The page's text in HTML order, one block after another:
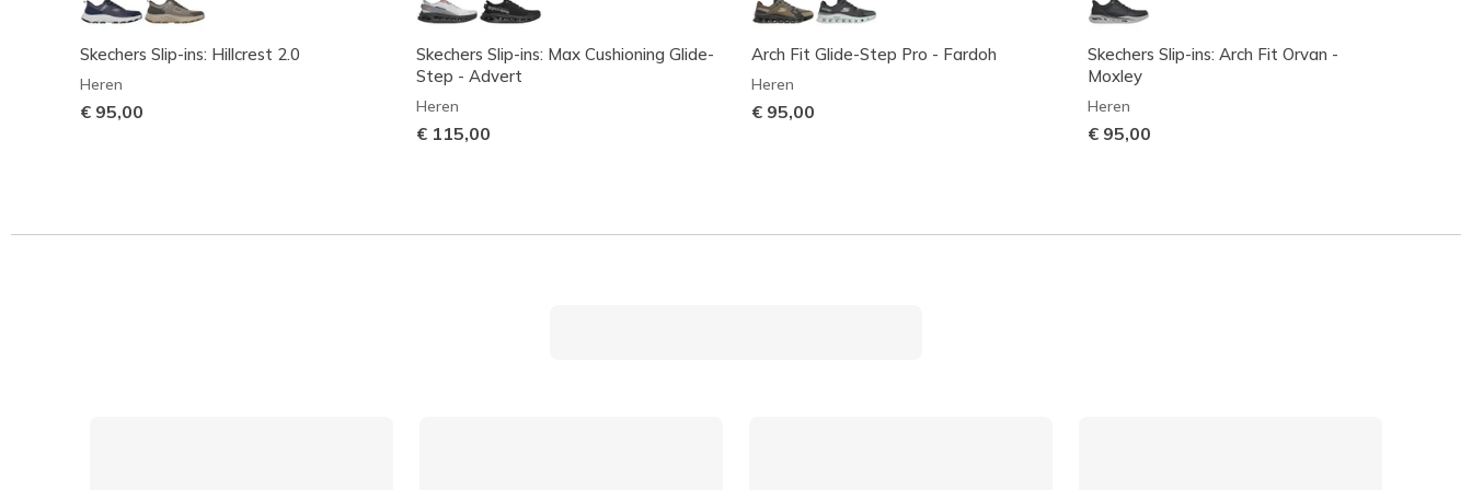
Skechers Slip-ins: Hillcrest 2.0
Heren
€ 95,00
Skechers Slip-ins: Max Cushioning Glide-
Step - Advert
Heren
€ 115,00
Arch Fit Glide-Step Pro - Fardoh
Heren
€ 95,00
Skechers Slip-ins: Arch Fit Orvan -
Moxley
Heren
€ 95,00